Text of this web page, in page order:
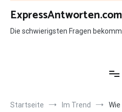
Zum
Inhalt
springen
ExpressAntworten.com
Die schwierigsten Fragen
Startseite Im Trend